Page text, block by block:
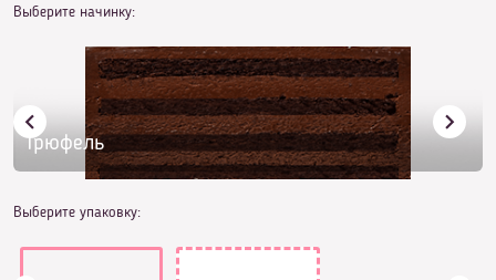
Выберите начинку:
Трюфель
Выберите упаковку: